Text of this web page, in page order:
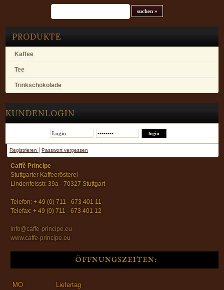
PRODUKTE
Kaffee
Tee
Trinkschokolade
KUNDENLOGIN
Registrieren Passwort vergessen
Caffè Principe
Stuttgarter Kaffeerösterei
Lindenfelsstr. 39a · 70327 Stuttgart
Telefon: + 49 (0) 711 - 673 401 11
Telefax: + 49 (0) 711 - 673 401 12
info@caffe-principe.eu
www.caffe-principe.eu
ÖFFNUNGSZEITEN:
MO Liefertag